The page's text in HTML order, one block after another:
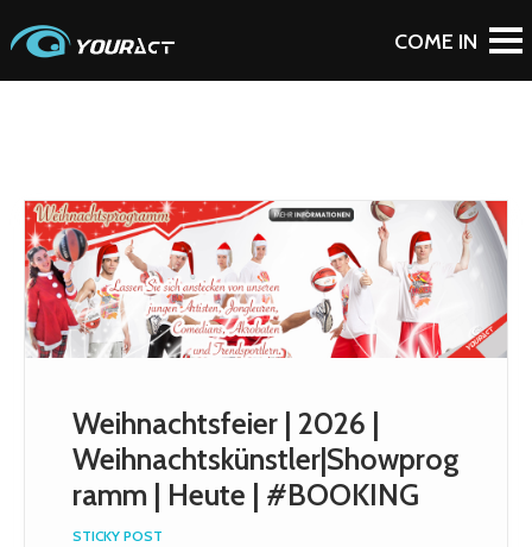
Weihnachtsfeier | 2026 |
Weihnachtskünstler|Showprog
ramm | Heute | #BOOKING
STICKY POST